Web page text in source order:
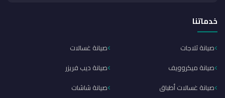
خدماتنا
صيانة ثلاجات
صيانة غسالات
صيانة ميكروويف
صيانة ديب فريزر
صيانة غسالات أطباق
صيانة شاشات